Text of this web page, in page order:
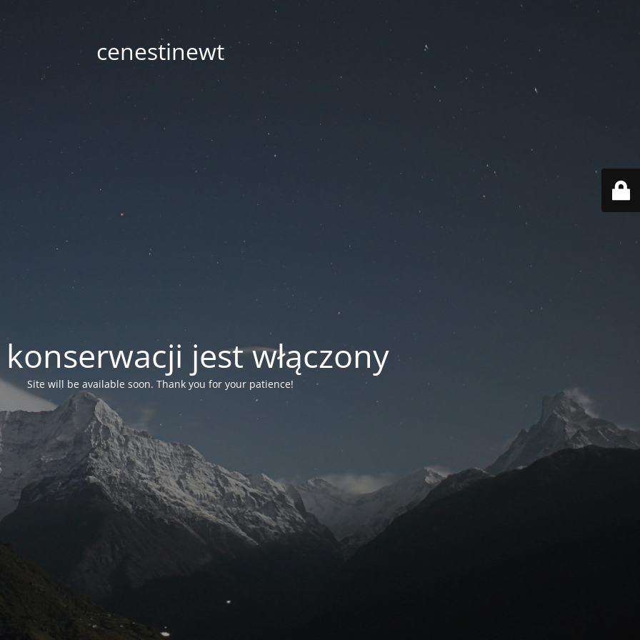
cenestinewt
jest włączony
Site will be available soon. Thank you for your patience!